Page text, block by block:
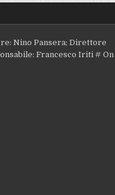
Nino Pansera; Direttore
Francesco Iriti # On